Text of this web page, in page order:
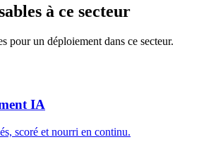
à ce secteur
pour un déploiement dans ce secteur.
IA
scoré et nourri en continu.